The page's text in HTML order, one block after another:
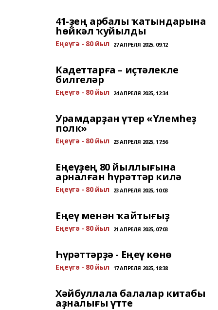
41-ҙең арбалы ҡатындарына
һөйкәл ҡуйылды
Еңеүгә - 80 йыл 27 АПРЕЛЯ 2025, 09:12
Кадеттарға – иҫтәлекле
билгеләр
Еңеүгә - 80 йыл 24 АПРЕЛЯ 2025, 12:34
Урамдарҙан үтер «Үлемһеҙ
полк»
Еңеүгә - 80 йыл 23 АПРЕЛЯ 2025, 17:56
Еңеүҙең 80 йыллығына
арналған һүрәттәр килә
Еңеүгә - 80 йыл 23 АПРЕЛЯ 2025, 10:03
Еңеү менән ҡайтығыҙ
Еңеүгә - 80 йыл 21 АПРЕЛЯ 2025, 07:03
Һүрәттәрҙә - Еңеү көнө
Еңеүгә - 80 йыл 17 АПРЕЛЯ 2025, 18:38
Хәйбуллала балалар китабы
аҙналығы үтте